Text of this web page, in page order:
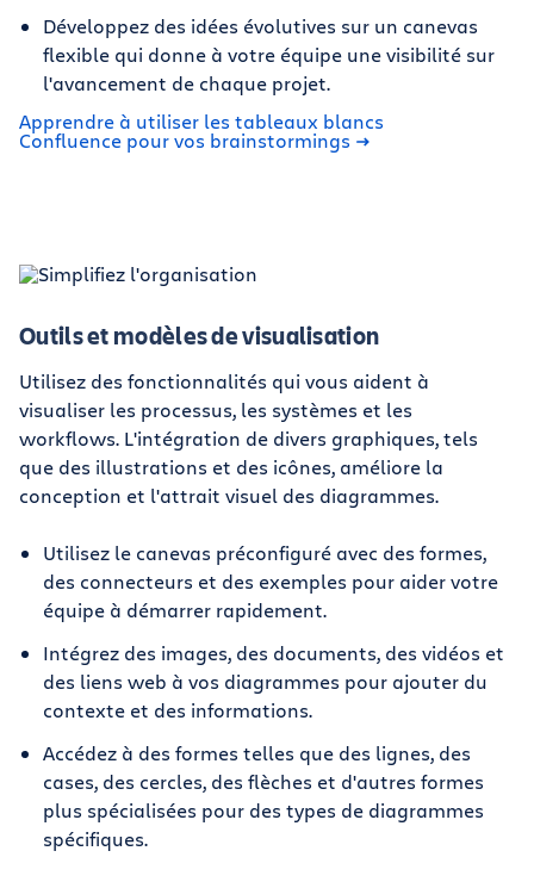
Développez des idées évolutives sur un canevas
flexible qui donne à votre équipe une visibilité sur
l'avancement de chaque projet.
Apprendre à utiliser les tableaux blancs
Confluence pour vos brainstormings
Outils et modèles de visualisation
Utilisez des fonctionnalités qui vous aident à
visualiser les processus, les systèmes et les
workflows. L'intégration de divers graphiques, tels
que des illustrations et des icônes, améliore la
conception et l'attrait visuel des diagrammes.
Utilisez le canevas préconfiguré avec des formes,
des connecteurs et des exemples pour aider votre
équipe à démarrer rapidement.
Intégrez des images, des documents, des vidéos et
des liens web à vos diagrammes pour ajouter du
contexte et des informations.
Accédez à des formes telles que des lignes, des
cases, des cercles, des flèches et d'autres formes
plus spécialisées pour des types de diagrammes
spécifiques.